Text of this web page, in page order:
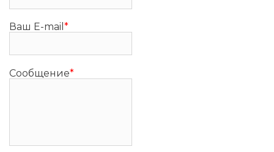
Ваш E-mail *
Сообщение*